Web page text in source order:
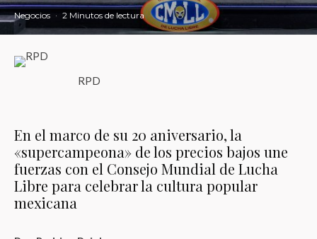
Negocios · 2 Minutos de lectura
RPD
En el marco de su 20 aniversario, la
«supercampeona» de los precios bajos une
fuerzas con el Consejo Mundial de Lucha
Libre para celebrar la cultura popular
mexicana